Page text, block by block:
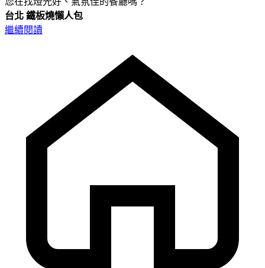
台北 鐵板燒懶人包
繼續閱讀